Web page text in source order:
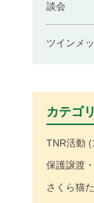
談会
ツインメ
カテゴ
TNR活動
保護譲渡
さくら猫